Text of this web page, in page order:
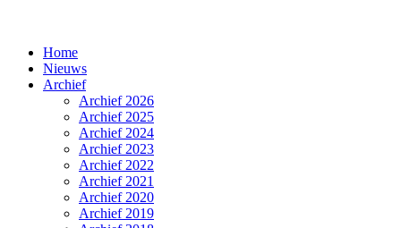
Home
Nieuws
Archief
Archief 2026
Archief 2025
Archief 2024
Archief 2023
Archief 2022
Archief 2021
Archief 2020
Archief 2019